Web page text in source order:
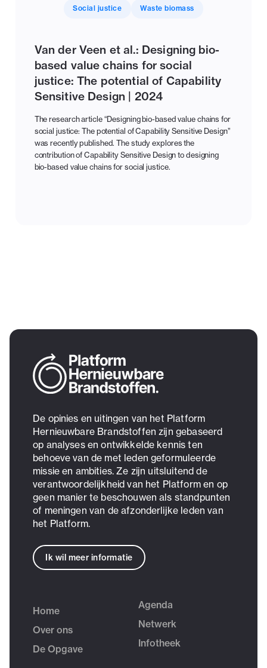
Social justice Waste biomass
Van der Veen et al.: Designing bio-
based value chains for social
justice: The potential of Capability
Sensitive Design | 2024
The research article “Designing bio-based value chains for
social justice: The potential of Capability Sensitive Design”
was recently published. The study explores the
contribution of Capability Sensitive Design to designing
bio-based value chains for social justice.
De opinies en uitingen van het Platform
Hernieuwbare Brandstoffen zijn gebaseerd
op analyses en ontwikkelde kennis ten
behoeve van de met leden geformuleerde
missie en ambities. Ze zijn uitsluitend de
verantwoordelijkheid van het Platform en op
geen manier te beschouwen als standpunten
of meningen van de afzonderlijke leden van
het Platform.
Ik wil meer informatie
Home
Over ons
De Opgave
Agenda
Netwerk
Infotheek